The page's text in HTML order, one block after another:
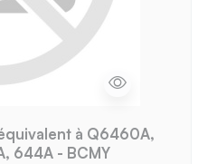
à Q6460A,
644A - BCMY